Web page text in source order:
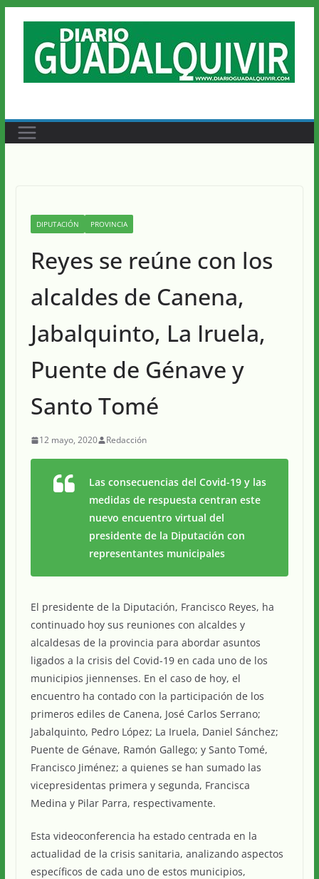
contenido
DIPUTACIÓN PROVINCIA
Reyes se reúne con los
alcaldes de Canena,
Jabalquinto, La Iruela,
Puente de Génave y
Santo Tomé
12 mayo, 2020 Redacción
Las consecuencias del Covid-19 y las
medidas de respuesta centran este
nuevo encuentro virtual del
presidente de la Diputación con
representantes municipales
El presidente de la Diputación, Francisco Reyes, ha
continuado hoy sus reuniones con alcaldes y
alcaldesas de la provincia para abordar asuntos
ligados a la crisis del Covid-19 en cada uno de los
municipios jiennenses. En el caso de hoy, el
encuentro ha contado con la participación de los
primeros ediles de Canena, José Carlos Serrano;
Jabalquinto, Pedro López; La Iruela, Daniel Sánchez;
Puente de Génave, Ramón Gallego; y Santo Tomé,
Francisco Jiménez; a quienes se han sumado las
vicepresidentas primera y segunda, Francisca
Medina y Pilar Parra, respectivamente.
Esta videoconferencia ha estado centrada en la
actualidad de la crisis sanitaria, analizando aspectos
específicos de cada uno de estos municipios,